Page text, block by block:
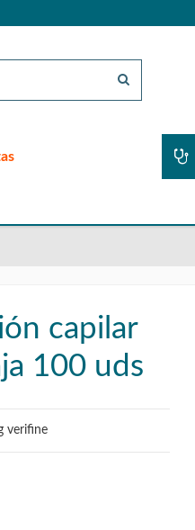
capilar
100 uds
verifine